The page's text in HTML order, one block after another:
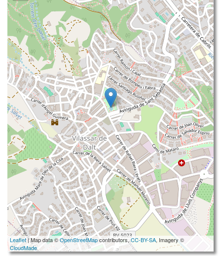
Leaflet| Map data ©OpenStreetMapcontributors,CC-BY-SA, Imagery ©
CloudMade